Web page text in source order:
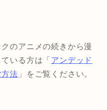
のアニメの続きから漫
いる方は「 アンデッド
法 」をご覧ください。